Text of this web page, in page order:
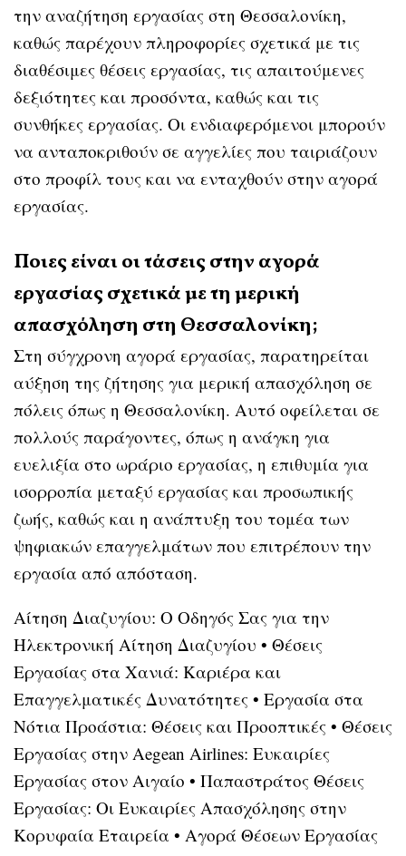
την αναζήτηση εργασίας στη Θεσσαλονίκη,
καθώς παρέχουν πληροφορίες σχετικά με τις
διαθέσιμες θέσεις εργασίας, τις απαιτούμενες
δεξιότητες και προσόντα, καθώς και τις
συνθήκες εργασίας. Οι ενδιαφερόμενοι μπορούν
να ανταποκριθούν σε αγγελίες που ταιριάζουν
στο προφίλ τους και να ενταχθούν στην αγορά
εργασίας.
Ποιες είναι οι τάσεις στην αγορά
εργασίας σχετικά με τη μερική
απασχόληση στη Θεσσαλονίκη;
Στη σύγχρονη αγορά εργασίας, παρατηρείται
αύξηση της ζήτησης για μερική απασχόληση σε
πόλεις όπως η Θεσσαλονίκη. Αυτό οφείλεται σε
πολλούς παράγοντες, όπως η ανάγκη για
ευελιξία στο ωράριο εργασίας, η επιθυμία για
ισορροπία μεταξύ εργασίας και προσωπικής
ζωής, καθώς και η ανάπτυξη του τομέα των
ψηφιακών επαγγελμάτων που επιτρέπουν την
εργασία από απόσταση.
Αίτηση Διαζυγίου: Ο Οδηγός Σας για την
Ηλεκτρονική Αίτηση Διαζυγίου • Θέσεις
Εργασίας στα Χανιά: Καριέρα και
Επαγγελματικές Δυνατότητες • Εργασία στα
Νότια Προάστια: Θέσεις και Προοπτικές • Θέσεις
Εργασίας στην Aegean Airlines: Ευκαιρίες
Εργασίας στον Αιγαίο • Παπαστράτος Θέσεις
Εργασίας: Οι Ευκαιρίες Απασχόλησης στην
Κορυφαία Εταιρεία • Αγορά Θέσεων Εργασίας